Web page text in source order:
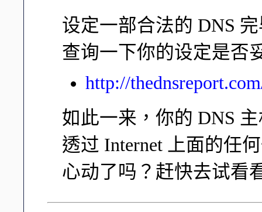
设定一部合法的 DNS
查询一下你的设定是否
http://
如此一来，你的 DNS
透过 Internet 上面的任
心动了吗？赶快去试看